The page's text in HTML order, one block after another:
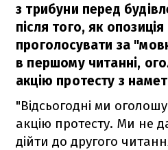
з трибуни перед
після того, як
проголосувати за
в першому читанні,
акцію протесту з
"Відсьогодні ми
акцію протесту. Ми не
дійти до другого